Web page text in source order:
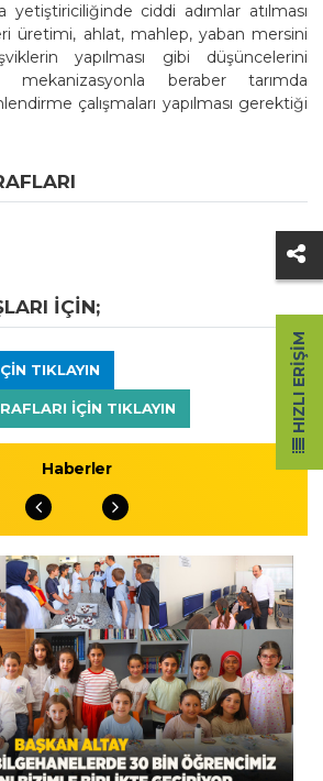
yetiştiriciliğinde ciddi adımlar atılması
üretimi, ahlat, mahlep, yaban mersini
yapılması gibi düşüncelerini
mekanizasyonla beraber tarımda
çalışmaları yapılması gerektiği
IÇIN;
TIKLAYIN
IÇIN TIKLAYIN
Haberler
HIZLI ERIŞIM